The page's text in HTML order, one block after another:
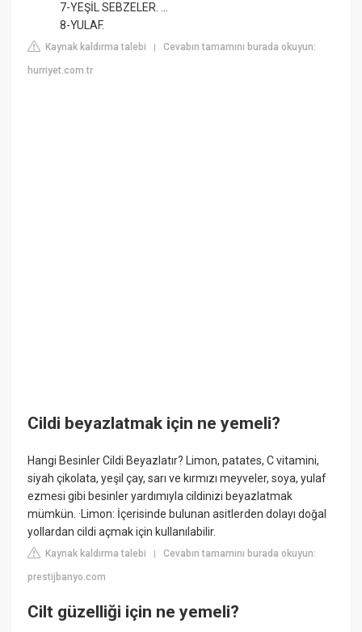
7-YEŞİL SEBZELER. ...
8-YULAF.
Kaynak kaldırma talebi |Cevabın tamamını burada okuyun:
hurriyet.com.tr
Cildi beyazlatmak için ne yemeli?
Hangi Besinler Cildi Beyazlatır? Limon, patates, C vitamini,
siyah çikolata, yeşil çay, sarı ve kırmızı meyveler, soya, yulaf
ezmesi gibi besinler yardımıyla cildinizi beyazlatmak
mümkün. ·Limon: İçerisinde bulunan asitlerden dolayı doğal
yollardan cildi açmak için kullanılabilir.
Kaynak kaldırma talebi |Cevabın tamamını burada okuyun:
prestijbanyo.com
Cilt güzelliği için ne yemeli?